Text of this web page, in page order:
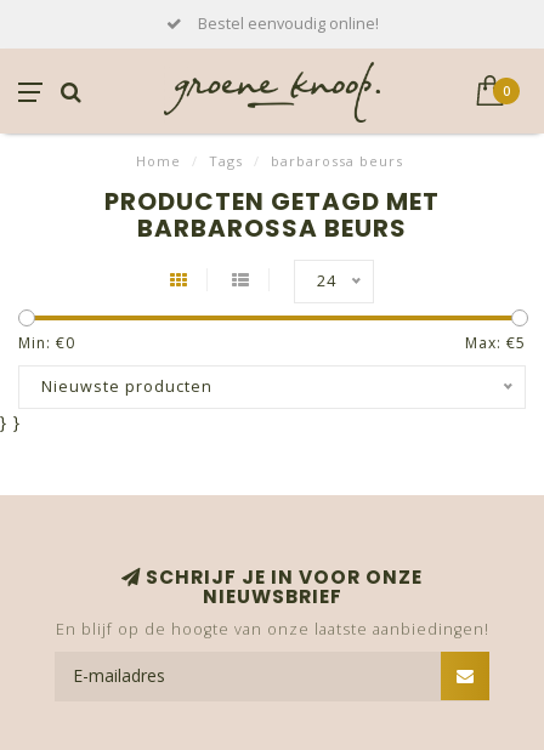
Bestel eenvoudig online!
0
Home / Tags / barbarossa beurs
PRODUCTEN GETAGD MET
BARBAROSSA BEURS
24
Min: €0 Max: €5
Nieuwste producten
} }
SCHRIJF JE IN VOOR ONZE
NIEUWSBRIEF
En blijf op de hoogte van onze laatste aanbiedingen!